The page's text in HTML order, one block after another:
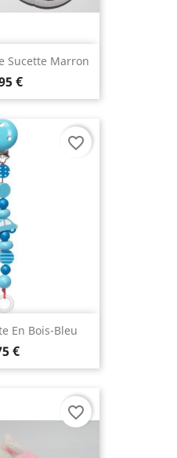
Sucette Marron
€
En Bois-Bleu
€
favorite_border
favorite_border